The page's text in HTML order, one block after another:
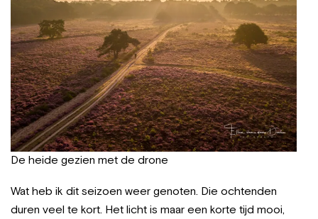
De heide gezien met de drone
Wat heb ik dit seizoen weer genoten. Die ochtenden
duren veel te kort. Het licht is maar een korte tijd mooi,